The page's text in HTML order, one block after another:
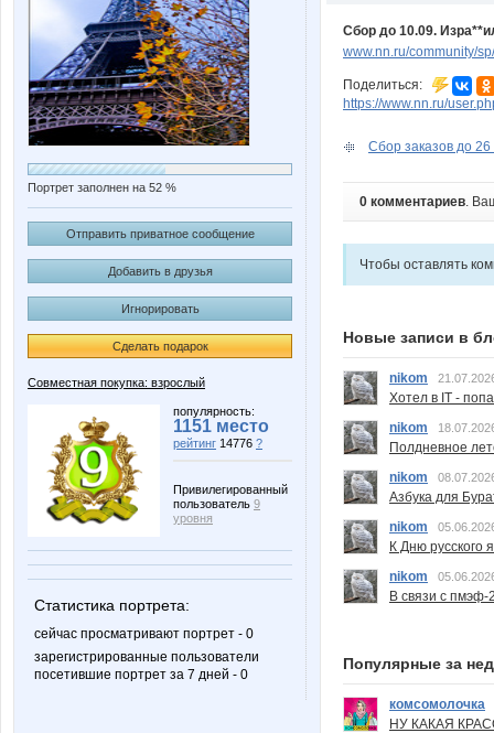
Портрет заполнен на 52 %
Отправить приватное сообщение
Добавить в друзья
Игнорировать
Сделать подарок
Совместная покупка: взрослый
популярность:
1151 место
рейтинг 14776 ?
Привилегированный
пользователь 9
уровня
Статистика портрета:
сейчас просматривают портрет - 0
зарегистрированные пользователи
посетившие портрет за 7 дней - 0
Сбор до 10.09.
www.nn.ru/community/
Поделиться:
https://www.nn.ru/
Сбор заказов до
0 комментариев.
Чтобы оставлять
Новые записи в
nikom
Хотел в IT -
nikom
Полдневное
nikom
Азбука для
nikom
К Дню русского
nikom
В связи с пмэф-
Популярные за
комсомолочка
НУ КАКАЯ